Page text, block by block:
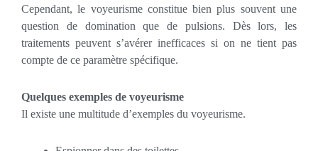
Cependant, le voyeurisme constitue bien plus souvent une
question de domination que de pulsions. Dès lors, les
traitements peuvent s’avérer inefficaces si on ne tient pas
compte de ce paramètre spécifique.
Quelques exemples de voyeurisme
Il existe une multitude d’exemples du voyeurisme.